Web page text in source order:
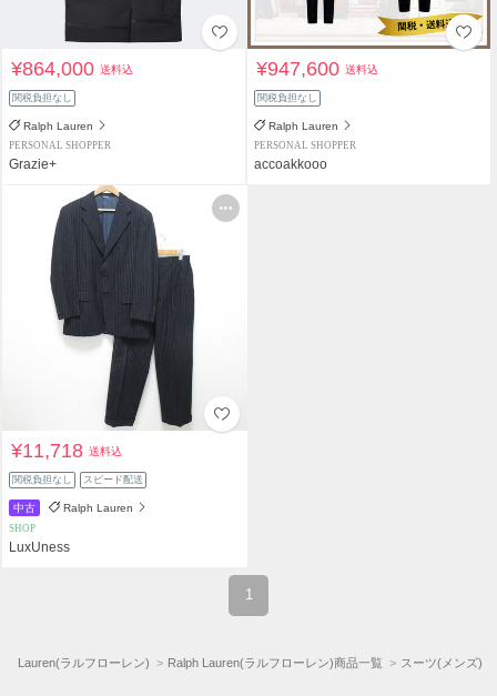
¥864,000送料込
関税負担なし
Ralph Lauren
PERSONAL SHOPPER
Grazie+
¥947,600送料込
関税負担なし
Ralph Lauren
PERSONAL SHOPPER
accoakkooo
¥11,718送料込
関税負担なし スピード配送
中古 Ralph Lauren
SHOP
LuxUness
1
Lauren(ラルフローレン) Ralph Lauren(ラルフローレン)商品一覧 スーツ(メンズ)